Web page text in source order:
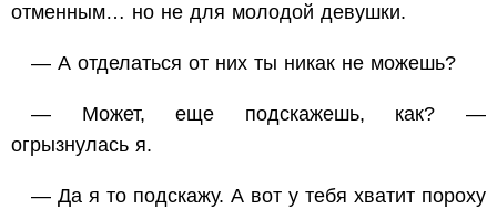
отменным… но не для молодой девушки.
— А отделаться от них ты никак не можешь?
— Может, еще подскажешь, как? —
огрызнулась я.
— Да я то подскажу. А вот у тебя хватит пороху